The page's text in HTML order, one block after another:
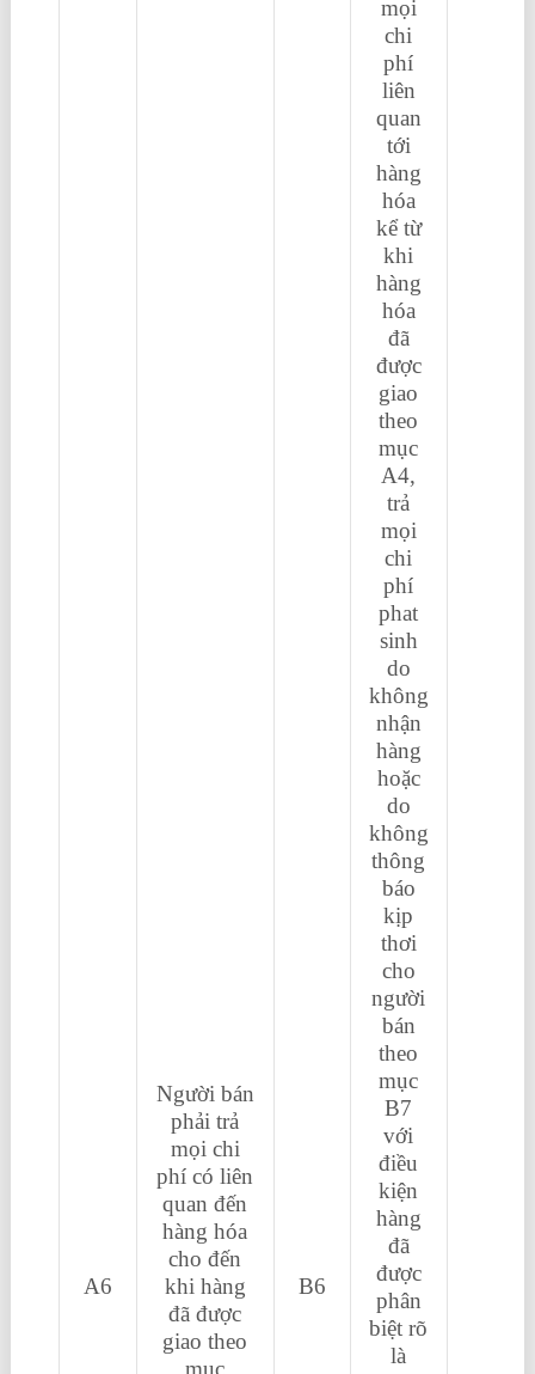
A6
Người bán
phải trả
mọi chi
phí có liên
quan đến
hàng hóa
cho đến
khi hàng
đã được
giao theo
mục
B6
mọi
chi
phí
liên
quan
tới
hàng
hóa
kể từ
khi
hàng
hóa
đã
được
giao
theo
mục
A4,
trả
mọi
chi
phí
phat
sinh
do
không
nhận
hàng
hoặc
do
không
thông
báo
kịp
thơi
cho
người
bán
theo
mục
B7
với
điều
kiện
hàng
đã
được
phân
biệt rõ
là